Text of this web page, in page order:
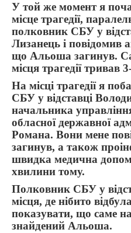
У той же момент я
місце трагедії,
полковник СБУ у
Лизанець і повідомив
що Альоша загинув.
місця трагедії тривав
На місці трагедії я
СБУ у відставці
начальника
обласної державної
Романа. Вони мене
загинув, а також
швидка медична
хвилини тому.
Полковник СБУ у
місця, де нібито
показувати, що саме
знайдений Альоша.